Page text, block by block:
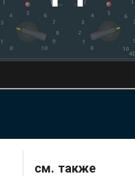
см. также